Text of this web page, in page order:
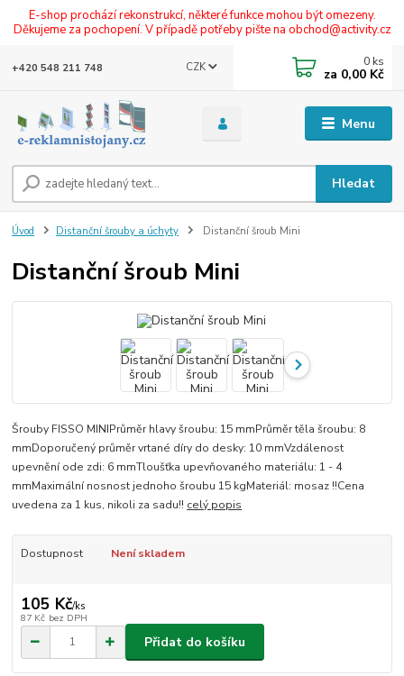
E-shop prochází rekonstrukcí, některé funkce mohou být omezeny.
Děkujeme za pochopení. V případě potřeby pište na obchod@activity.cz
Menu
CZK
Hledat
+420 548 211 748 0 ks
za 0,00 Kč
Úvod Distanční šrouby a úchyty Distanční šroub Mini
Distanční šroub Mini
Šrouby FISSO MINIPrůměr hlavy šroubu: 15 mmPrůměr těla šroubu: 8
mmDoporučený průměr vrtané díry do desky: 10 mmVzdálenost
upevnění ode zdi: 6 mmTloušťka upevňovaného materiálu: 1 - 4
mmMaximální nosnost jednoho šroubu 15 kgMateriál: mosaz !!Cena
uvedena za 1 kus, nikoli za sadu!! celý popis
Dostupnost Není skladem
105 Kč/ks
87 Kč bez DPH
Přidat do košíku